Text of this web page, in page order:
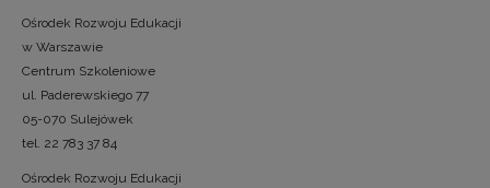
Ośrodek Rozwoju Edukacji
w Warszawie
Centrum Szkoleniowe
ul. Paderewskiego 77
05-070 Sulejówek
tel. 22 783 37 84
Ośrodek Rozwoju Edukacji